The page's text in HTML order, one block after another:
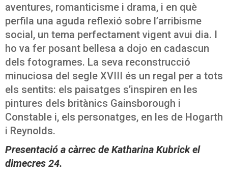
aventures, romanticisme i drama, i en què
perfila una aguda reflexió sobre l’arribisme
social, un tema perfectament vigent avui dia. I
ho va fer posant bellesa a dojo en cadascun
dels fotogrames. La seva reconstrucció
minuciosa del segle XVIII és un regal per a tots
els sentits: els paisatges s’inspiren en les
pintures dels britànics Gainsborough i
Constable i, els personatges, en les de Hogarth
i Reynolds.
Presentació a càrrec de Katharina Kubrick el
dimecres 24.